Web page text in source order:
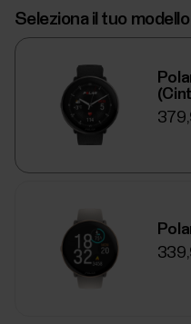
Seleziona il tuo modello